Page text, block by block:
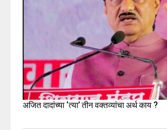
अजित दादांच्या ‘त्या’ तीन वक्तव्यांचा अर्थ काय ?